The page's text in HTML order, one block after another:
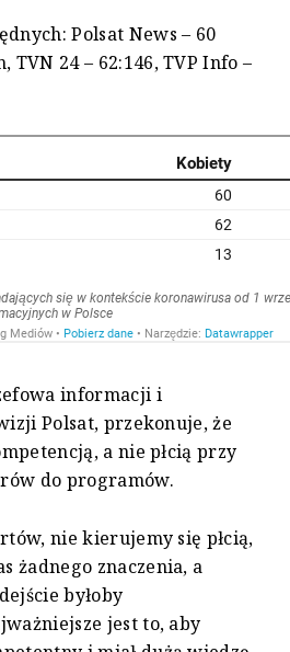
Polsat News – 60
TVN 24 – 62:146, TVP Info –
informacji i
Polsat, przekonuje, że
a nie płcią przy
do programów.
nie kierujemy się płcią,
żadnego znaczenia, a
byłoby
jest to, aby